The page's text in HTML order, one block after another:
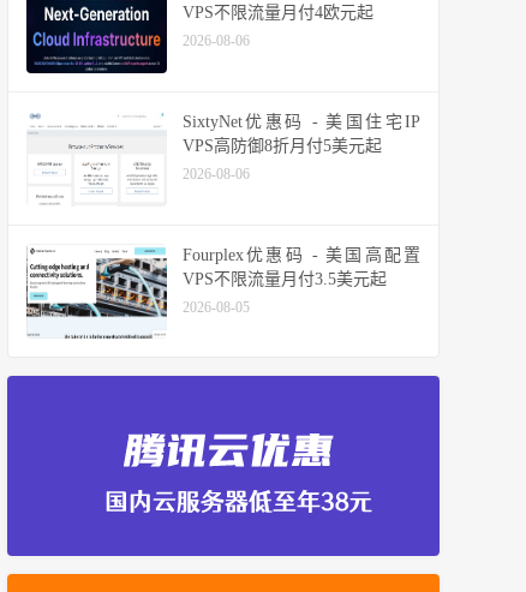
VPS不限流量月付4欧元起
2026-08-06
SixtyNet优惠码 - 美国住宅IP
VPS高防御8折月付5美元起
2026-08-06
Fourplex优惠码 - 美国高配置
VPS不限流量月付3.5美元起
2026-08-05